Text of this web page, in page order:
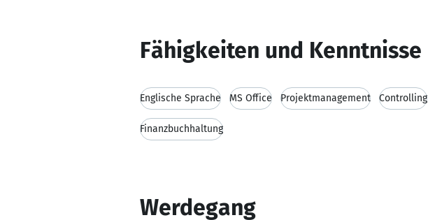
Fähigkeiten und Kenntnisse
Englische Sprache MS Office Projektmanagement Controlling
Finanzbuchhaltung
Werdegang